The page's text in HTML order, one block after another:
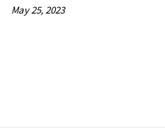
May 25, 2023